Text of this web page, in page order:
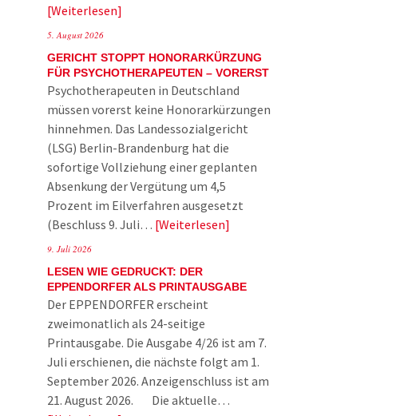
Weiterlesen
5. August 2026
GERICHT STOPPT HONORARKÜRZUNG
FÜR PSYCHOTHERAPEUTEN – VORERST
Psychotherapeuten in Deutschland
müssen vorerst keine Honorarkürzungen
hinnehmen. Das Landessozialgericht
(LSG) Berlin-Brandenburg hat die
sofortige Vollziehung einer geplanten
Absenkung der Vergütung um 4,5
Prozent im Eilverfahren ausgesetzt
(Beschluss 9. Juli… Weiterlesen
9. Juli 2026
LESEN WIE GEDRUCKT: DER
EPPENDORFER ALS PRINTAUSGABE
Der EPPENDORFER erscheint
zweimonatlich als 24-seitige
Printausgabe. Die Ausgabe 4/26 ist am 7.
Juli erschienen, die nächste folgt am 1.
September 2026. Anzeigenschluss ist am
21. August 2026. Die aktuelle…